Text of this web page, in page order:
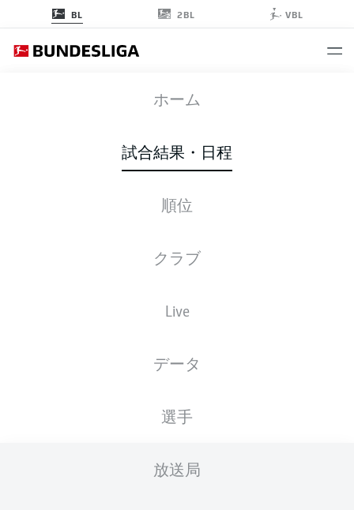
BL 2BL VBL
ホーム
試合結果・日程
順位
クラブ
Live
データ
選手
放送局
BVB BMG
2 0
スターティングメンバー